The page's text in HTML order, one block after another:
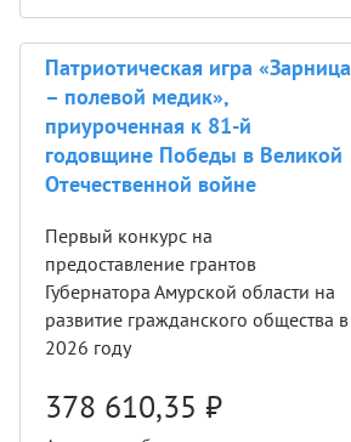
Патриотическая игра «Зарница
– полевой медик»,
приуроченная к 81-й
годовщине Победы в Великой
Отечественной войне
Первый конкурс на
предоставление грантов
Губернатора Амурской области на
развитие гражданского общества в
2026 году
378 610,35 ₽